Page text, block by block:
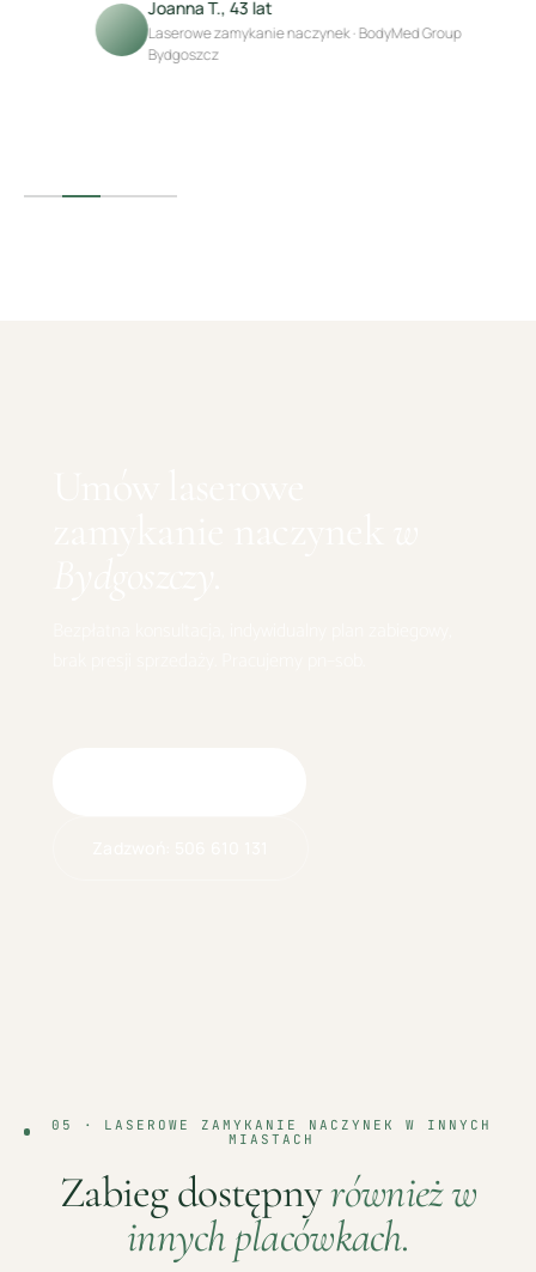
Joanna T., 43 lat
Laserowe zamykanie naczynek · BodyMed Group
Bydgoszcz
05 · LASEROWE ZAMYKANIE NACZYNEK
W INNYCH
MIASTACH
Zabieg dostępnyrównież w
innych placówkach.